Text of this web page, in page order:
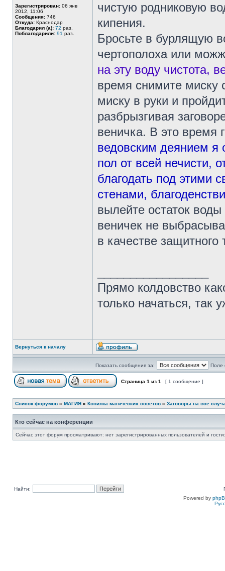
Зарегистрирован: 06 янв
2012, 11:06
Сообщения: 746
Откуда: Краснодар
Благодарил (а): 72 раз.
Поблагодарили: 91 раз.
чистую родниковую
кипения.
Бросьте в бурлящую
чертополоха или
на эту воду чистота,
время снимите миску
миску в руки и
разбрызгивая
веничка. В это время
ведовским деянием я
пол от всей нечисти,
благодать под этими
стенами,
вылейте остаток
веничек не
в качестве защитного
Прямо колдовство
только начаться, так
Вернуться к началу
Показать сообщения за: Поле
Страница 1 из 1 [ 1 сообщение ]
Список форумов » МАГИЯ » Копилка магических советов » Заговоры на все
Кто сейчас на конференции
Сейчас этот форум просматривают: нет зарегистрированных пользователей и
Найти:
Powered by